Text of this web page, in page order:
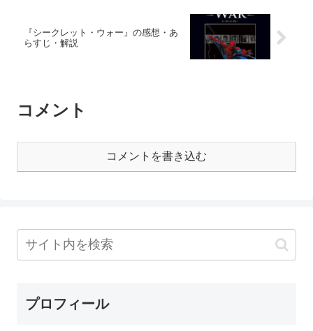
『シークレット・ウォー』の感想・あ
らすじ・解説
コメント
コメントを書き込む
プロフィール